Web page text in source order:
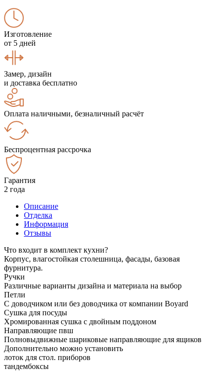
Изготовление
от 5 дней
Замер, дизайн
и доставка бесплатно
Оплата наличными, безналичный расчёт
Беспроцентная рассрочка
Гарантия
2 года
Описание
Отделка
Информация
Отзывы
Что входит в комплект кухни?
Корпус, влагостойкая столешница, фасады, базовая
фурнитура.
Ручки
Различные варианты дизайна и материала на выбор
Петли
С доводчиком или без доводчика от компании Boyard
Сушка для посуды
Хромированная сушка с двойным поддоном
Направляющие пвш
Полновыдвижные шариковые направляющие для ящиков
Дополнительно можно установить
лоток для стол. приборов
тандембоксы